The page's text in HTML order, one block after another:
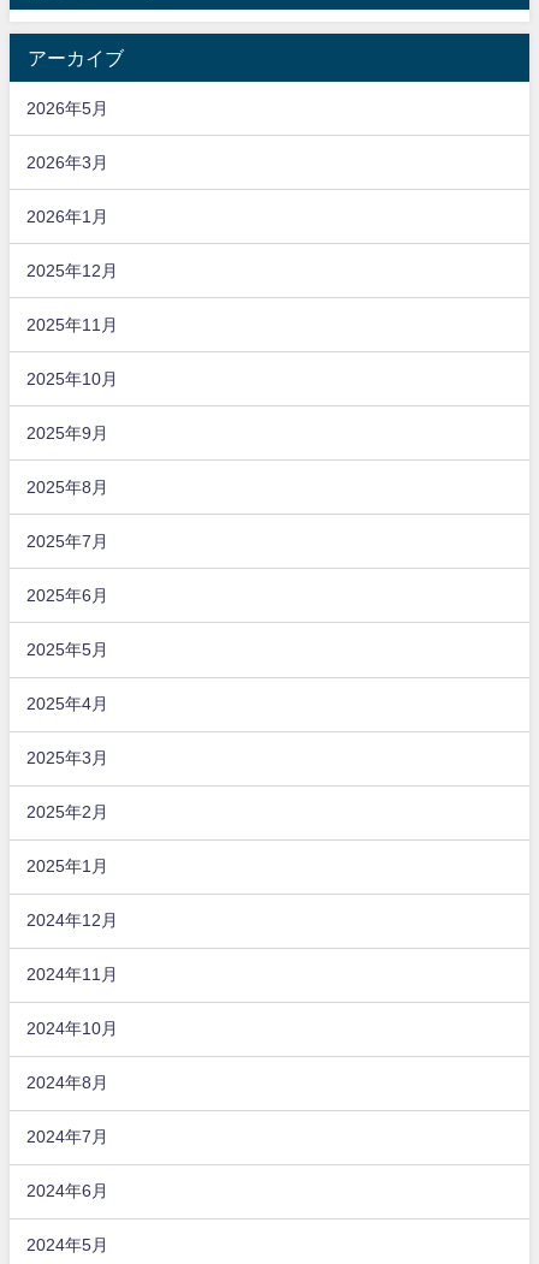
アーカイブ
2026年5月
2026年3月
2026年1月
2025年12月
2025年11月
2025年10月
2025年9月
2025年8月
2025年7月
2025年6月
2025年5月
2025年4月
2025年3月
2025年2月
2025年1月
2024年12月
2024年11月
2024年10月
2024年8月
2024年7月
2024年6月
2024年5月